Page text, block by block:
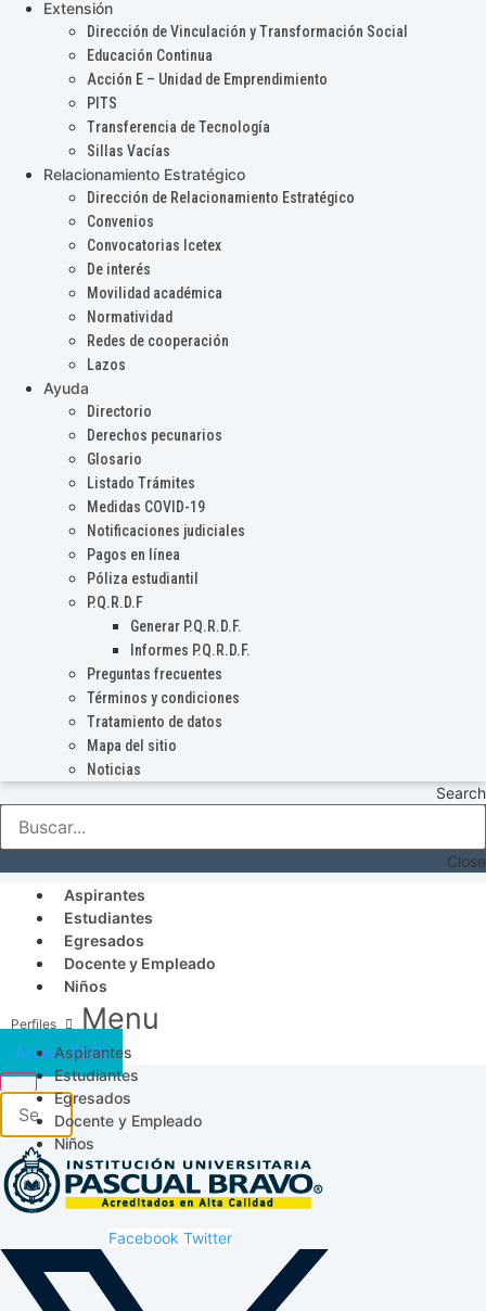
Extensión
Dirección de Vinculación y Transformación Social
Educación Continua
Acción E – Unidad de Emprendimiento
PITS
Transferencia de Tecnología
Sillas Vacías
Relacionamiento Estratégico
Dirección de Relacionamiento Estratégico
Convenios
Convocatorias Icetex
De interés
Movilidad académica
Normatividad
Redes de cooperación
Lazos
Ayuda
Directorio
Derechos pecunarios
Glosario
Listado Trámites
Medidas COVID-19
Notificaciones judiciales
Pagos en línea
Póliza estudiantil
P.Q.R.D.F
Generar P.Q.R.D.F.
Informes P.Q.R.D.F.
Preguntas frecuentes
Términos y condiciones
Tratamiento de datos
Mapa del sitio
Noticias
Search
Close
Aspirantes
Estudiantes
Egresados
Docente y Empleado
Niños
Menu
Aspirantes
Estudiantes
Egresados
Docente y Empleado
Niños
Acceso SICAU
Facebook Twitter